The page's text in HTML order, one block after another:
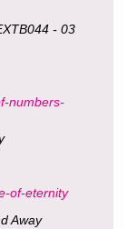
- 03
numbers-
of-eternity
Away